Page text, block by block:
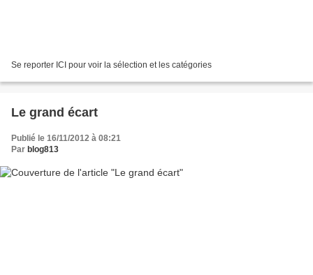
Se reporter ICI pour voir la sélection et les catégories
Le grand écart
Publié le 16/11/2012 à 08:21
Par blog813